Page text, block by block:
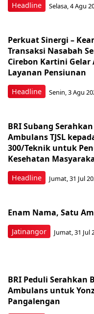
Headline Selasa, 4 Agu
Headline
Perkuat Sinergi –
Transaksi Nasabah
Cirebon Kartini Gelar
Layanan Pensiunan
Senin, 3 Agu
Headline
BRI Subang
Ambulans TJSL
300/Teknik untuk
Kesehatan
Jumat, 31 Jul
Jatinangor
Enam Nama, Satu
Jumat, 31 Jul
BRI Peduli Serahkan
Ambulans untuk
Pangalengan